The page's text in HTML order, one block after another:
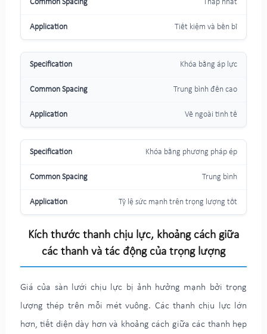
Thấp nhất
Tiết kiệm và bền bỉ
Khóa bằng áp lực
Trung bình đến cao
Vẻ ngoài tinh tế
Khóa bằng phương pháp ép
Trung bình
Tỷ lệ sức mạnh trên trọng lượng tốt
Kích thước thanh chịu lực, khoảng cách giữa
các thanh và tác động của trọng lượng
Giá của sàn lưới chịu lực bị ảnh hưởng mạnh bởi trọng
lượng thép trên mỗi mét vuông. Các thanh chịu lực lớn
hơn, tiết diện dày hơn và khoảng cách giữa các thanh hẹp